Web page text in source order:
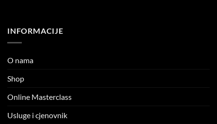
INFORMACIJE
O nama
Shop
Online Masterclass
Usluge i cjenovnik